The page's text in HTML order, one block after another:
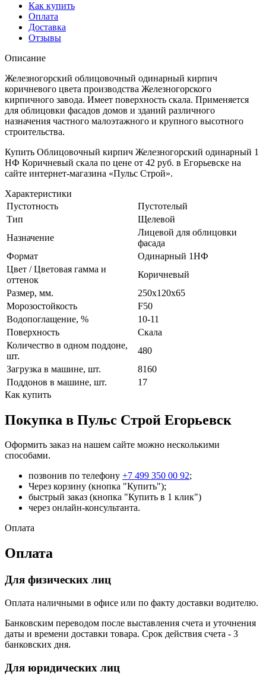
Как купить
Оплата
Доставка
Отзывы
Описание
Железногорский облицовочный одинарный кирпич
коричневого цвета производства Железногорского
кирпичного завода. Имеет поверхность скала. Применяется
для облицовки фасадов домов и зданий различного
назначения частного малоэтажного и крупного высотного
строительства.
Купить Облицовочный кирпич Железногорский одинарный 1
НФ Коричневый скала по цене от 42 руб. в Егорьевске на
сайте интернет-магазина «Пульс Строй».
Характеристики
Пустотность
Пустотелый
Тип
Щелевой
Назначение
Лицевой для облицовки
фасада
Формат
Одинарный 1НФ
Цвет / Цветовая гамма и
оттенок
Коричневый
Размер, мм.
250х120х65
Морозостойкость
F50
Водопоглащение, %
10-11
Поверхность
Скала
Количество в одном поддоне,
шт.
480
Загрузка в машине, шт.
8160
Поддонов в машине, шт.
17
Как купить
Покупка в Пульс Строй Егорьевск
Оформить заказ на нашем сайте можно несколькими
способами.
позвонив по телефону +7 499 350 00 92;
Через корзину (кнопка "Купить");
быстрый заказ (кнопка "Купить в 1 клик")
через онлайн-консультанта.
Оплата
Оплата
Для физических лиц
Оплата наличными в офисе или по факту доставки водителю.
Банковским переводом после выставления счета и уточнения
даты и времени доставки товара. Срок действия счета - 3
банковских дня.
Для юридических лиц